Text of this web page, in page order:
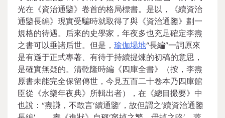
光在《資治通鑒》卷首的格局標書。是以，《續資治
通鑒長編》現實受騙時就取得了與《資治通鑒》劃一
規格的待遇。后來的史學家，年夜多也充足確定李燾
之書可以垂諸后世。但是， 瑜伽場地“長編”一詞原來
是有遜于正式專著、有待于持續提煉的初稿的意思，
是確實無疑的。清乾隆時編《四庫全書》（按，李燾
原書未能完全保留傳世，今見五百二十卷本乃四庫館
臣從《永樂年夜典》所輯出者），在《總目撮要》中
也說：“燾謙，不敢言‘續通鑒’，故但謂之‘續資治通鑒